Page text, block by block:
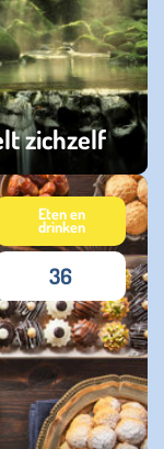
zichzelf
Eten en
drinken
36